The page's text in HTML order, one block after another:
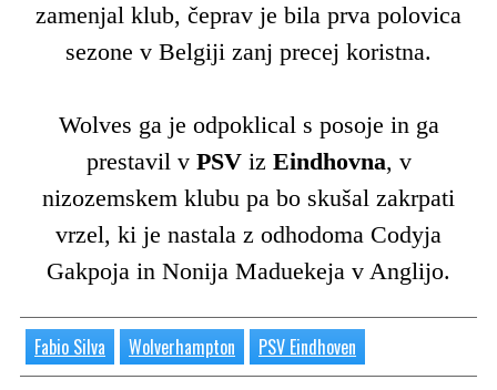
zamenjal klub, čeprav je bila prva polovica
sezone v Belgiji zanj precej koristna.
Wolves ga je odpoklical s posoje in ga
prestavil v PSV iz Eindhovna, v
nizozemskem klubu pa bo skušal zakrpati
vrzel, ki je nastala z odhodoma Codyja
Gakpoja in Nonija Maduekeja v Anglijo.
Fabio Silva Wolverhampton PSV Eindhoven